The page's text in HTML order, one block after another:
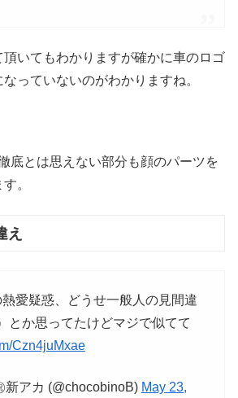
頂いてもわかりますが確かに車のロゴ
っていないのがわかりますね。
底とは思えない部分も顔のパーツを
。
え
愛疑惑、どうせ一般人の見間違
とか思ってたけどマジで似てて
Czn4juMxae
アカ (@chocobinoB) May 23,